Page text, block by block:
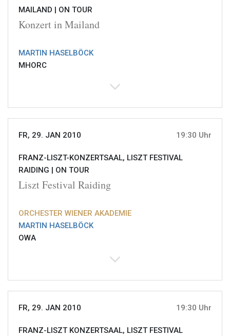
MAILAND | ON TOUR
Konzert in Mailand
MARTIN HASELBÖCK
MHORC
FR, 29. JAN 2010 19:30 Uhr
FRANZ-LISZT-KONZERTSAAL, LISZT FESTIVAL
RAIDING | ON TOUR
Liszt Festival Raiding
ORCHESTER WIENER AKADEMIE
MARTIN HASELBÖCK
OWA
FR, 29. JAN 2010 19:30 Uhr
FRANZ-LISZT KONZERTSAAL, LISZT FESTIVAL